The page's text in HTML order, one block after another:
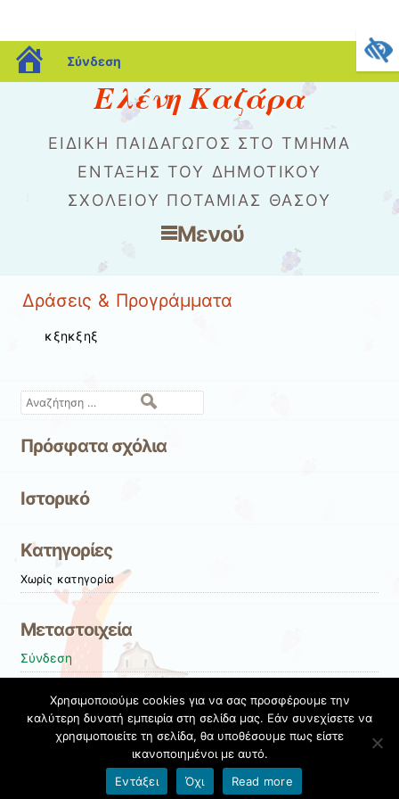
blogs.sch.gr
Σύνδεση
Ελένη Καζάρα
ΕΙΔΙΚΉ ΠΑΙΔΑΓΩΓΌΣ ΣΤΟ ΤΜΉΜΑ
ΈΝΤΑΞΗΣ ΤΟΥ ΔΗΜΟΤΙΚΟΎ
ΣΧΟΛΕΊΟΥ ΠΟΤΑΜΙΆΣ ΘΆΣΟΥ
Μενού
Μετάβαση στο περιεχόμενο
Δράσεις & Προγράμματα
κξηκξηξ
Αναζήτηση
Πρόσφατα σχόλια
Ιστορικό
Kατηγορίες
Χωρίς κατηγορία
Μεταστοιχεία
Σύνδεση
CommentsRSS
Εκπαιδευτικές Κοινότητες & Ιστολόγια ΠΣΔ
Όροι χρήσης blogs.sch.gr| Δήλωση προσβασιμότητας
Χρησιμοποιούμε cookies για να σας προσφέρουμε την
καλύτερη δυνατή εμπειρία στη σελίδα μας. Εάν συνεχίσετε να
χρησιμοποιείτε τη σελίδα, θα υποθέσουμε πως είστε
ικανοποιημένοι με αυτό.
Εντάξει
Όχι Read more